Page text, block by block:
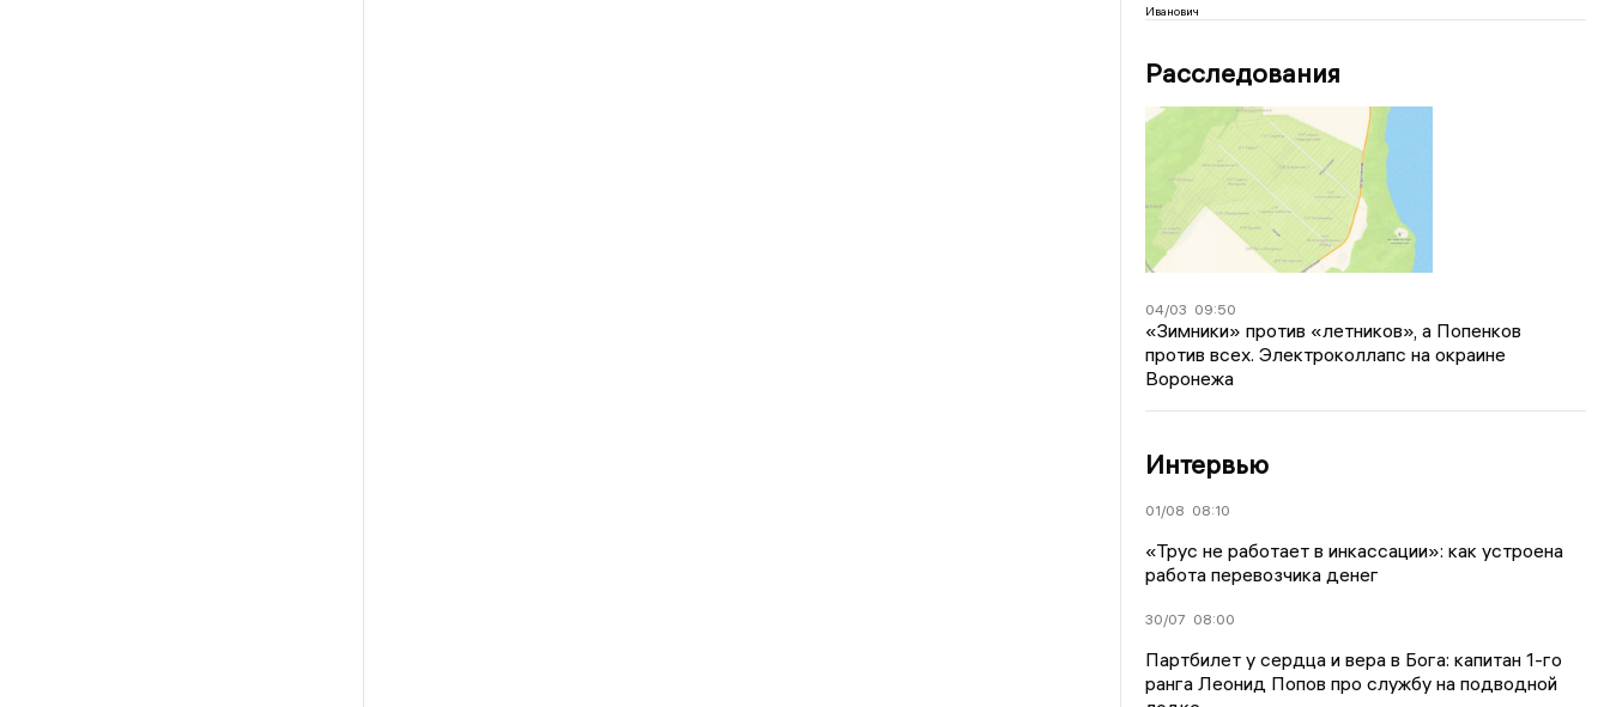
Иванович
Расследования
04/03 09:50
«Зимники» против «летников», а Попенков
против всех. Электроколлапс на окраине
Воронежа
Интервью
01/08 08:10
«Трус не работает в инкассации»: как устроена
работа перевозчика денег
30/07 08:00
Партбилет у сердца и вера в Бога: капитан 1-го
ранга Леонид Попов про службу на подводной